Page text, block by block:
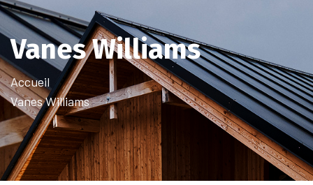
Vanes Williams
Accueil
Vanes Williams